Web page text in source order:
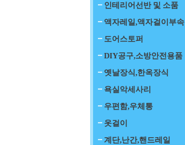
인테리어선반 및 소품
액자레일,액자걸이부속
도어스토퍼
DIY공구,소방안전용품
옛날장식,한옥장식
욕실악세사리
우편함,우체통
옷걸이
계단,난간,핸드레일